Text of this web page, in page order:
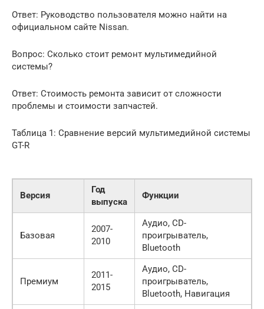
Ответ: Руководство пользователя можно найти на
официальном сайте Nissan.
Вопрос: Сколько стоит ремонт мультимедийной
системы?
Ответ: Стоимость ремонта зависит от сложности
проблемы и стоимости запчастей.
Таблица 1: Сравнение версий мультимедийной системы
GT-R
Версия
Год
выпуска
Функции
Базовая
2007-
2010
Аудио, CD-
проигрыватель,
Bluetooth
Премиум
2011-
2015
Аудио, CD-
проигрыватель,
Bluetooth, Навигация